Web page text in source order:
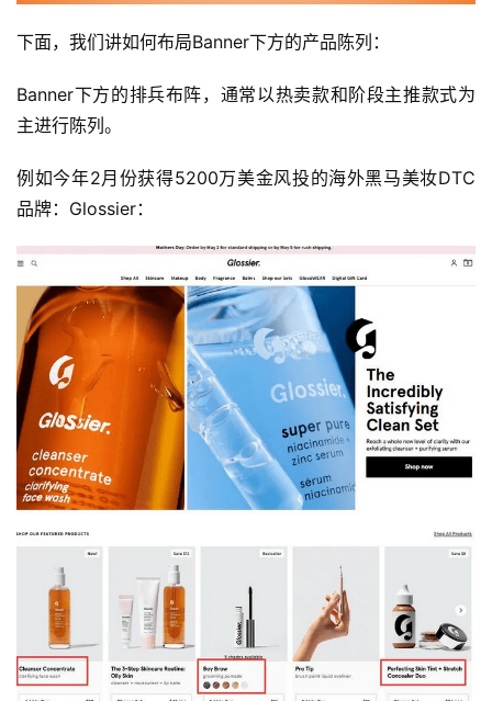
下面，我们讲如何布局Banner下方的产品陈列：
Banner下方的排兵布阵，通常以热卖款和阶段主推款式为
主进行陈列。
例如今年2月份获得5200万美金风投的海外黑马美妆DTC
品牌：Glossier：